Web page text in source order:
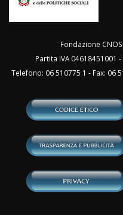
Fondazione
Partita IVA 04618451001
Telefono: 06 510775 1 - Fax: 06